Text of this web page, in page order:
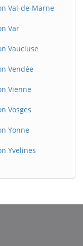
Val-de-Marne
Var
Vaucluse
Vendée
Vienne
Vosges
Yonne
Yvelines